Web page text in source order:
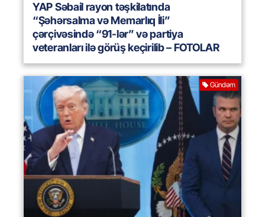
YAP Səbail rayon təşkilatında
“Şəhərsalma və Memarlıq İli”
çərçivəsində “91-lər” və partiya
veteranları ilə görüş keçirilib – FOTOLAR
Gündəm